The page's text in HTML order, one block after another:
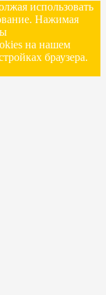
использовать
Нажимая
на нашем
браузера.